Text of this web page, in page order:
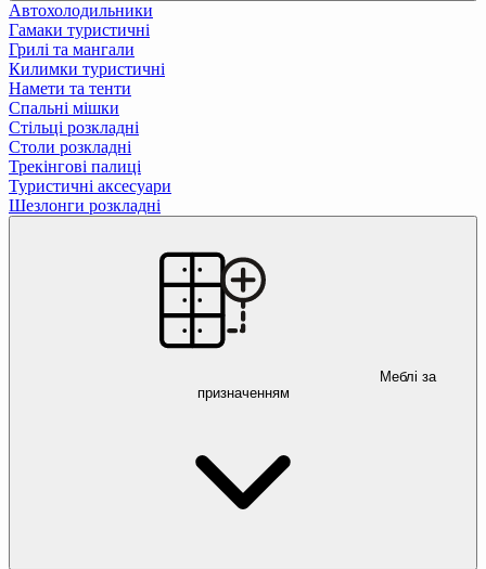
Автохолодильники
Гамаки туристичні
Грилі та мангали
Килимки туристичні
Намети та тенти
Спальні мішки
Стільці розкладні
Столи розкладні
Трекінгові палиці
Туристичні аксесуари
Шезлонги розкладні
Меблі за
призначенням